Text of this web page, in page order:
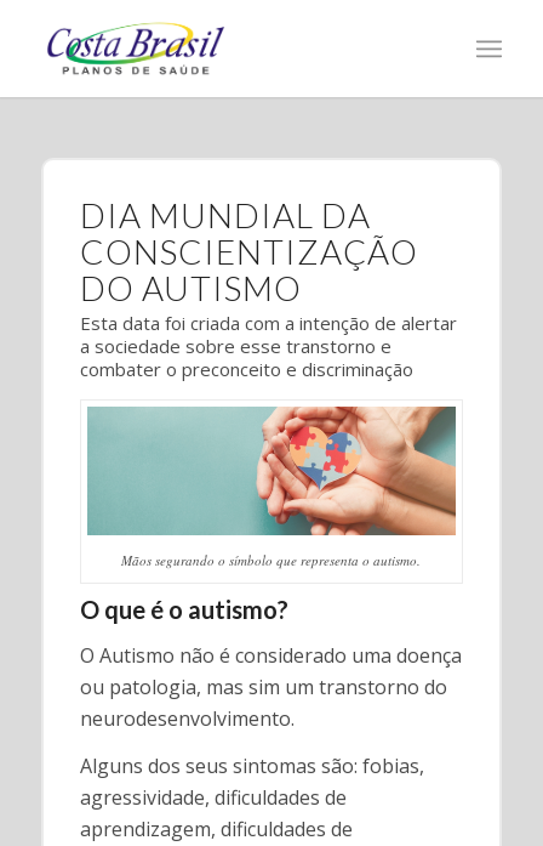
DIA MUNDIAL DA
CONSCIENTIZAÇÃO
DO AUTISMO
Esta data foi criada com a intenção de alertar
a sociedade sobre esse transtorno e
combater o preconceito e discriminação
Mãos segurando o símbolo que representa o autismo.
O que é o autismo?
O Autismo não é considerado uma doença
ou patologia, mas sim um transtorno do
neurodesenvolvimento.
Alguns dos seus sintomas são: fobias,
agressividade, dificuldades de
aprendizagem, dificuldades de